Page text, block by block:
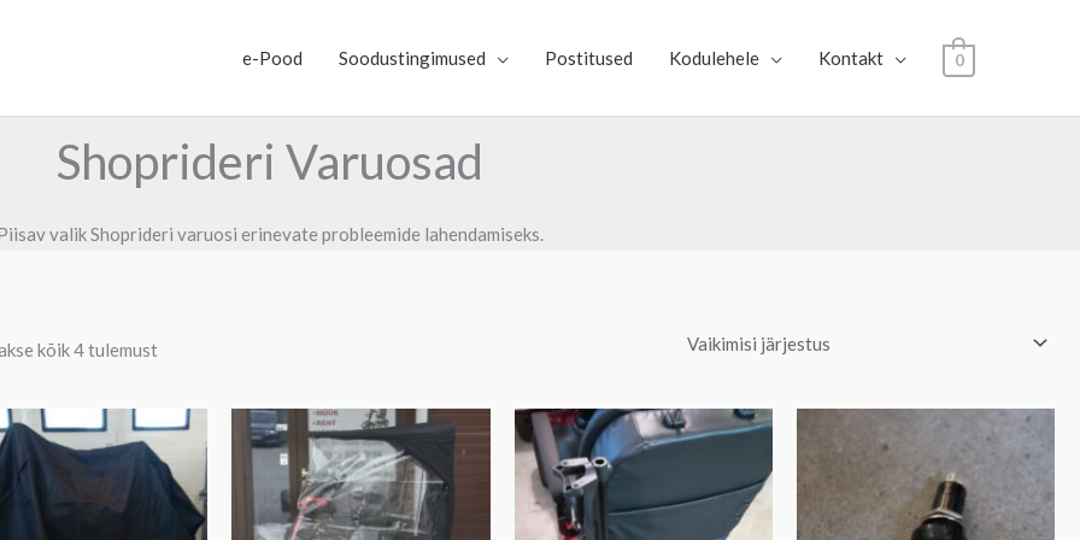
e-Pood Soodustingimused Postitused Kodulehele Kontakt 0
Shoprideri Varuosad
valik Shoprideri varuosi erinevate probleemide lahendamiseks.
kõik 4 tulemust